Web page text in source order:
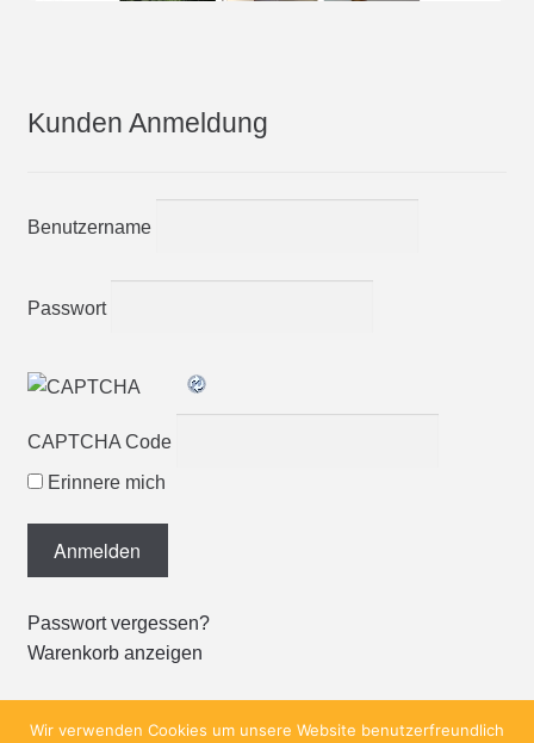
Kunden Anmeldung
Benutzername
Passwort
CAPTCHA Code
Erinnere mich
Passwort vergessen?
Warenkorb anzeigen
Wir verwenden Cookies um unsere Website benutzerfreundlich